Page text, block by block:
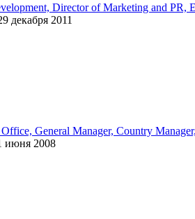
Director of Marketing and PR,
декабря 2011
General Manager, Country
июня 2008